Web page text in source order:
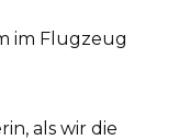
im Flugzeug
als wir die